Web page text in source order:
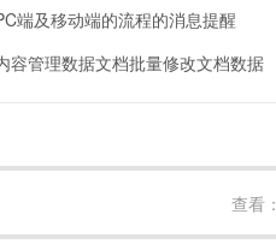
端及移动端的流程的消息提醒
容管理数据文档批量修改文档数据
查看：